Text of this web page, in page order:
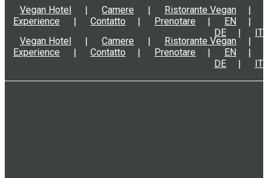
Vegan Hotel Camere
Ristorante Vegan
Experience
Contatto Prenotare
EN
DE
IT
Vegan Hotel Camere
Ristorante Vegan
Experience
Contatto Prenotare
EN
DE
IT